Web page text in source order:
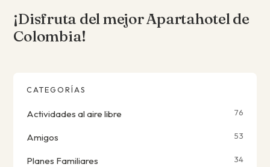
¡Disfruta del mejor Apartahotel de
Colombia!
CATEGORÍAS
Actividades al aire libre 76
Amigos 53
Planes Familiares 34